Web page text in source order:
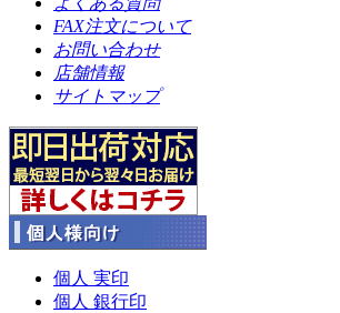
FAX注文について
お問い合わせ
店舗情報
サイトマップ
個人 実印
個人 銀行印